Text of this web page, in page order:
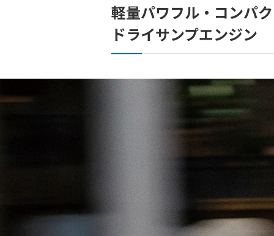
軽量パワフル・コンパ
ドライサンプエンジン